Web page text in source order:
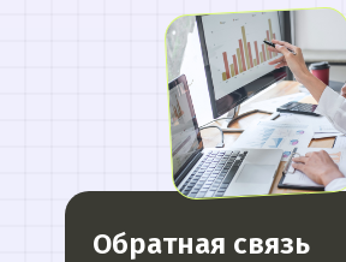
Обратная связь
МЫ СОЗДАЕМ
ФУНДАМЕНТАЛЬНОЕ
ОБРАЗОВАНИЕ В ОБЛАСТИ
ИСКУССТВЕННОГО
ИНТЕЛЛЕКТА И РАЗРАБОТКИ